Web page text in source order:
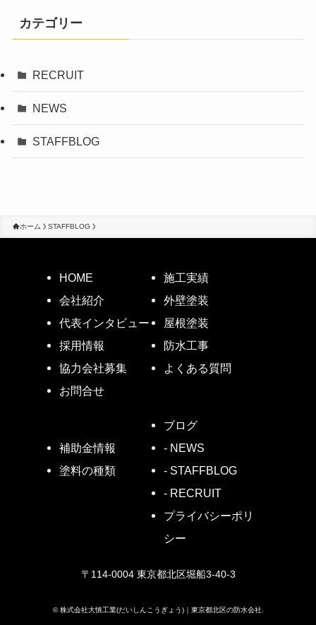
カテゴリー
RECRUIT
NEWS
STAFFBLOG
ホーム STAFFBLOG
HOME
会社紹介
代表インタビュー
採用情報
協力会社募集
お問合せ
施工実績
外壁塗装
屋根塗装
防水工事
よくある質問
補助金情報
塗料の種類
ブログ
- NEWS
- STAFFBLOG
- RECRUIT
プライバシーポリ
シー
〒114-0004 東京都北区堀船3-40-3
©株式会社大慎工業(だいしんこうぎょう)｜東京都北区の防水会社.